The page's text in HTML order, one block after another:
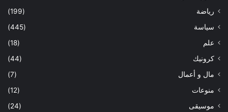
رياضة
(199)
سياسة
(445)
علم
(18)
كرونيك
(44)
مال و أعمال
(7)
منوعات
(12)
موسيقى
(24)